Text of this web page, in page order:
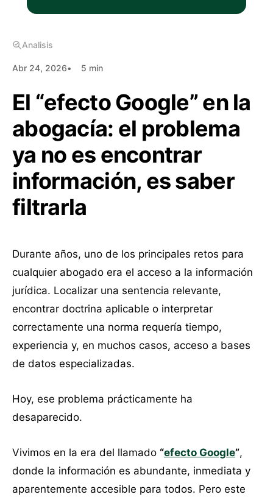
Analisis
Abr 24, 2026 5 min
El “efecto Google” en la
abogacía: el problema
ya no es encontrar
información, es saber
filtrarla
Durante años, uno de los principales retos para
cualquier abogado era el acceso a la información
jurídica. Localizar una sentencia relevante,
encontrar doctrina aplicable o interpretar
correctamente una norma requería tiempo,
experiencia y, en muchos casos, acceso a bases
de datos especializadas.
Hoy, ese problema prácticamente ha
desaparecido.
Vivimos en la era del llamado “efecto Google”,
donde la información es abundante, inmediata y
aparentemente accesible para todos. Pero este